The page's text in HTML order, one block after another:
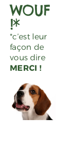
WOUF
!*
*c’est leur
façon de
vous dire
MERCI !